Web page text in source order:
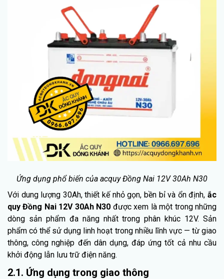
Ứng dụng phổ biến của acquy Đồng Nai 12V 30Ah N30
Với dung lượng 30Ah, thiết kế nhỏ gọn, bền bỉ và ổn định, ắc
quy Đồng Nai 12V 30Ah N30 được xem là một trong những
dòng sản phẩm đa năng nhất trong phân khúc 12V. Sản
phẩm có thể sử dụng linh hoạt trong nhiều lĩnh vực — từ giao
thông, công nghiệp đến dân dụng, đáp ứng tốt cả nhu cầu
khởi động lẫn lưu trữ điện năng.
2.1. Ứng dụng trong giao thông